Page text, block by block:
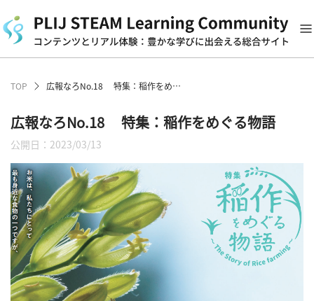
TOP 広報なろNo.18 特集：稲作をめぐる物語
広報なろNo.18 特集：稲作をめぐる物語
公開日：2023/03/13